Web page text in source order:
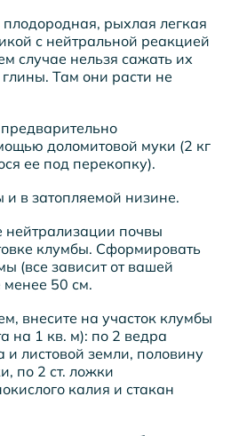
рыхлая легкая
с нейтральной реакцией
случае нельзя сажать их
Там они расти не
доломитовой муки (2 кг
ее под перекопку).
и в затопляемой низине.
нейтрализации почвы
клумбы. Сформировать
(все зависит от вашей
50 см.
внесите на участок клумбы
на 1 кв. м): по 2 ведра
и листовой земли, половину
по 2 ст. ложки
калия и стакан